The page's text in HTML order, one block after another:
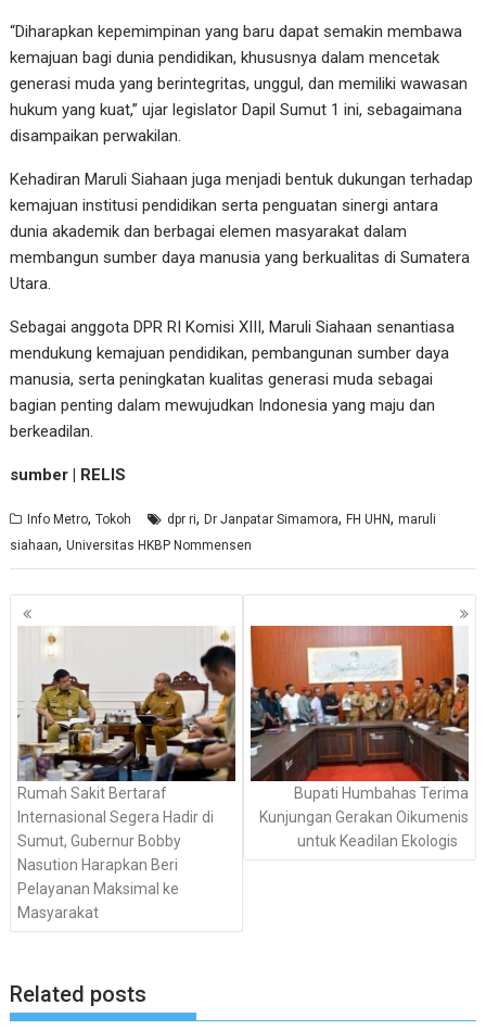
“Diharapkan kepemimpinan yang baru dapat semakin membawa
kemajuan bagi dunia pendidikan, khususnya dalam mencetak
generasi muda yang berintegritas, unggul, dan memiliki wawasan
hukum yang kuat,” ujar legislator Dapil Sumut 1 ini, sebagaimana
disampaikan perwakilan.
Kehadiran Maruli Siahaan juga menjadi bentuk dukungan terhadap
kemajuan institusi pendidikan serta penguatan sinergi antara
dunia akademik dan berbagai elemen masyarakat dalam
membangun sumber daya manusia yang berkualitas di Sumatera
Utara.
Sebagai anggota DPR RI Komisi XIII, Maruli Siahaan senantiasa
mendukung kemajuan pendidikan, pembangunan sumber daya
manusia, serta peningkatan kualitas generasi muda sebagai
bagian penting dalam mewujudkan Indonesia yang maju dan
berkeadilan.
sumber | RELIS
Info Metro,Tokoh dpr ri,Dr Janpatar Simamora,FH UHN,maruli
siahaan,Universitas HKBP Nommensen
Navigasi
pos
Rumah Sakit Bertaraf
Internasional Segera Hadir di
Sumut, Gubernur Bobby
Nasution Harapkan Beri
Pelayanan Maksimal ke
Masyarakat
Bupati Humbahas Terima
Kunjungan Gerakan Oikumenis
untuk Keadilan Ekologis
Related posts